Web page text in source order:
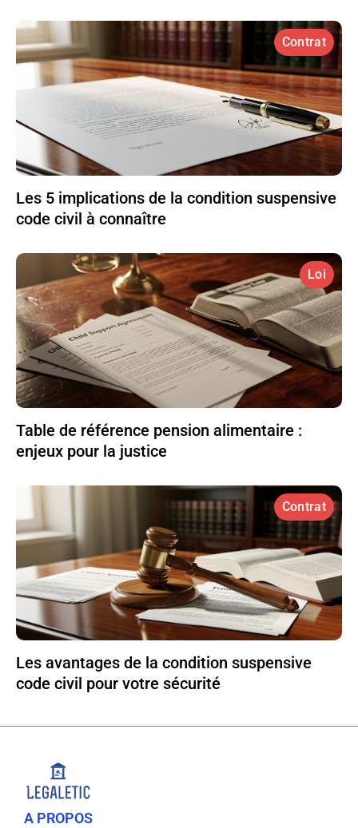
Contrat
Les 5 implications de la condition suspensive
code civil à connaître
Loi
Table de référence pension alimentaire :
enjeux pour la justice
Contrat
Les avantages de la condition suspensive
code civil pour votre sécurité
A PROPOS